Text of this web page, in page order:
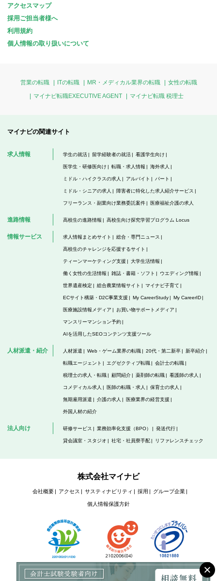
アクセスマップ
採用ご担当者様へ
利用規約
個人情報の取り扱いについて
営業の転職 ITの転職 MR・メディカル業界の転職
女性の転職
マイナビ転職EXECUTIVE AGENT
マイナビ転職 税理士
マイナビの関連サイト
求人情報 学生の就活 留学経験者の就活 看護学生向け
医学生・研修医向け 転職・求人情報 海外求人
ミドル・ハイクラスの求人 アルバイト パート
ミドル・シニアの求人 障害者に特化した求人紹介サービス
フリーランス・副業向け業務委託案件 医療福祉介護の求人
進路情報 高校生の進路情報 高校生向け探究学習プログラム Locus
情報サービス 求人情報まとめサイト 総合・専門ニュース
高校生のチャレンジを応援するサイト
ティーンマーケティング支援 大学生活情報
働く女性の生活情報 雑誌・書籍・ソフト ウエディング情報
世界遺産検定 総合農業情報サイト マイナビ子育て
ECサイト構築・D2C事業支援 My CareerStudy My CareerID
医療施設情報メディア お買い物サポートメディア
マンスリーマンション予約
AIを活用したSEOコンテンツ支援ツール
人材派遣・紹介 人材派遣 Web・ゲーム業界の転職 20代・第二新卒 新卒紹介
転職エージェント エグゼクティブ転職 会計士の転職
税理士の求人・転職 顧問紹介 薬剤師の転職 看護師の求人
コメディカル求人 医師の転職・求人 保育士の求人
無期雇用派遣 介護の求人 医療業界の経営支援
外国人材の紹介
法人向け 研修サービス 業務効率化支援（BPO） 発送代行
貸会議室・スタジオ 社宅・社員寮手配 リファレンスチェック
株式会社マイナビ
会社概要 アクセス サスティナビリティ 採用 グループ企業
個人情報保護方針